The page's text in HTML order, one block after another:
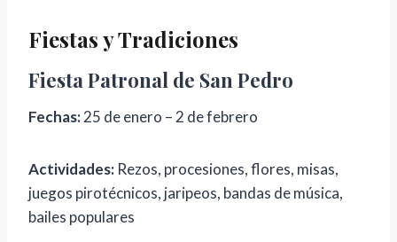
Fiestas y Tradiciones
Fiesta Patronal de San Pedro
Fechas:25 de enero – 2 de febrero
Actividades: Rezos, procesiones, flores, misas,
juegos pirotécnicos, jaripeos, bandas de música,
bailes populares